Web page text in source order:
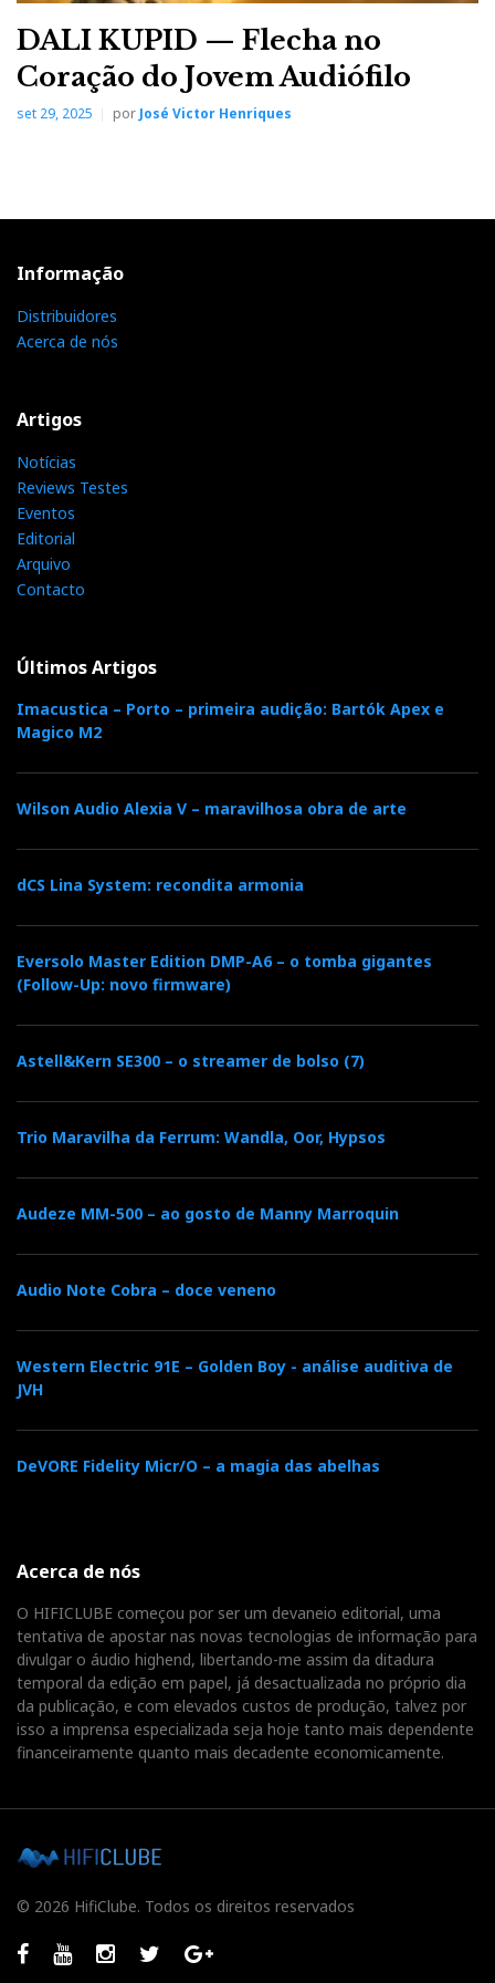
DALI KUPID — Flecha no
Coração do Jovem Audiófilo
set 29, 2025 por José Victor Henriques
Informação
Distribuidores
Acerca de nós
Artigos
Notícias
Reviews Testes
Eventos
Editorial
Arquivo
Contacto
Últimos Artigos
Imacustica – Porto – primeira audição: Bartók Apex e
Magico M2
Wilson Audio Alexia V – maravilhosa obra de arte
dCS Lina System: recondita armonia
Eversolo Master Edition DMP-A6 – o tomba gigantes
(Follow-Up: novo firmware)
Astell&Kern SE300 – o streamer de bolso (7)
Trio Maravilha da Ferrum: Wandla, Oor, Hypsos
Audeze MM-500 – ao gosto de Manny Marroquin
Audio Note Cobra – doce veneno
Western Electric 91E – Golden Boy - análise auditiva de
JVH
DeVORE Fidelity Micr/O – a magia das abelhas
Acerca de nós
O HIFICLUBE começou por ser um devaneio editorial, uma
tentativa de apostar nas novas tecnologias de informação para
divulgar o áudio highend, libertando-me assim da ditadura
temporal da edição em papel, já desactualizada no próprio dia
da publicação, e com elevados custos de produção, talvez por
isso a imprensa especializada seja hoje tanto mais dependente
financeiramente quanto mais decadente economicamente.
© 2026 HifiClube. Todos os direitos reservados
FacebookYoutubeInstagramTwitterGooglePlus